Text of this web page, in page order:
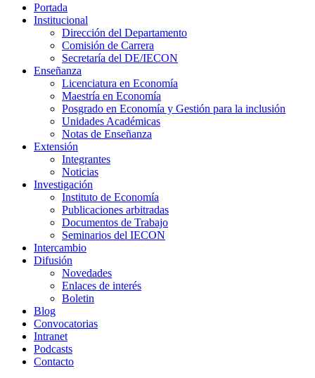
Portada
Institucional
Dirección del Departamento
Comisión de Carrera
Secretaría del DE/IECON
Enseñanza
Licenciatura en Economía
Maestría en Economía
Posgrado en Economía y Gestión para la inclusión
Unidades Académicas
Notas de Enseñanza
Extensión
Integrantes
Noticias
Investigación
Instituto de Economía
Publicaciones arbitradas
Documentos de Trabajo
Seminarios del IECON
Intercambio
Difusión
Novedades
Enlaces de interés
Boletin
Blog
Convocatorias
Intranet
Podcasts
Contacto